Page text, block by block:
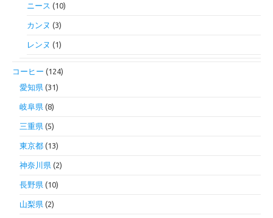
ニース (10)
カンヌ (3)
レンヌ (1)
コーヒー (124)
愛知県 (31)
岐阜県 (8)
三重県 (5)
東京都 (13)
神奈川県 (2)
長野県 (10)
山梨県 (2)